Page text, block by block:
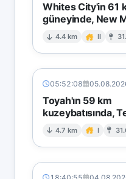
Whites City'in 61
güneyinde, New
4.4 km II
05:52:08
Toyah'ın 59 km
kuzeybatısında,
4.7 km I